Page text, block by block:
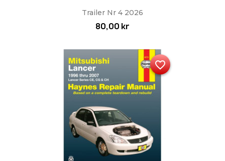
Trailer Nr 4 2026
80,00 kr
favorite_border